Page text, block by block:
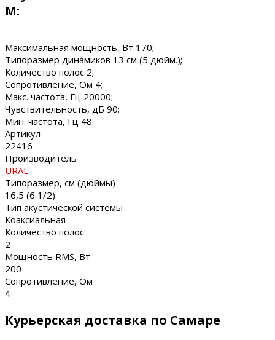
М:
Максимальная мощность, Вт 170;
Типоразмер динамиков 13 см (5 дюйм.);
Количество полос 2;
Сопротивление, Ом 4;
Макс. частота, Гц 20000;
Чувствительность, дБ 90;
Мин. частота, Гц 48.
Артикул
22416
Производитель
URAL
Типоразмер, см (дюймы)
16,5 (6 1/2)
Тип акустической системы
Коаксиальная
Количество полос
2
Мощность RMS, Вт
200
Сопротивление, Ом
4
Курьерская доставка по Самаре